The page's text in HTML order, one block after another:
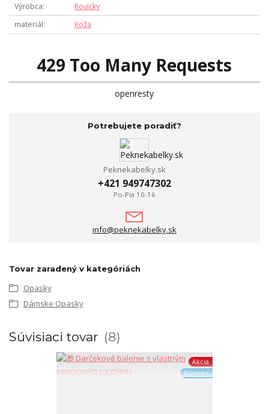
Výrobca
Rovicky
materiál
Koža
429 Too Many Requests
openresty
Potrebujete poradiť?
Peknekabelky.sk
+421 949747302
Po-Pia 10-16
info@peknekabelky.sk
Tovar zaradený v kategóriách
Opasky
Dámske Opasky
Súvisiaci tovar 8
Akcia
Novinka